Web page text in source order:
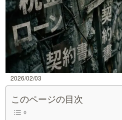
2026/02/03
このページの目次